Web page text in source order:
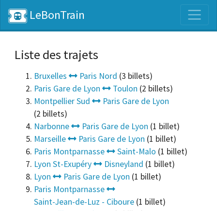
LeBonTrain
Liste des trajets
Bruxelles Paris Nord (3 billets)
Paris Gare de Lyon
Toulon (2 billets)
Montpellier Sud
Paris Gare de Lyon
(2 billets)
Narbonne
Paris Gare de Lyon (1 billet)
Marseille
Paris Gare de Lyon (1 billet)
Paris Montparnasse
Saint-Malo (1 billet)
Lyon St-Exupéry
Disneyland (1 billet)
Lyon
Paris Gare de Lyon (1 billet)
Paris Montparnasse
Saint-Jean-de-Luz - Ciboure (1 billet)